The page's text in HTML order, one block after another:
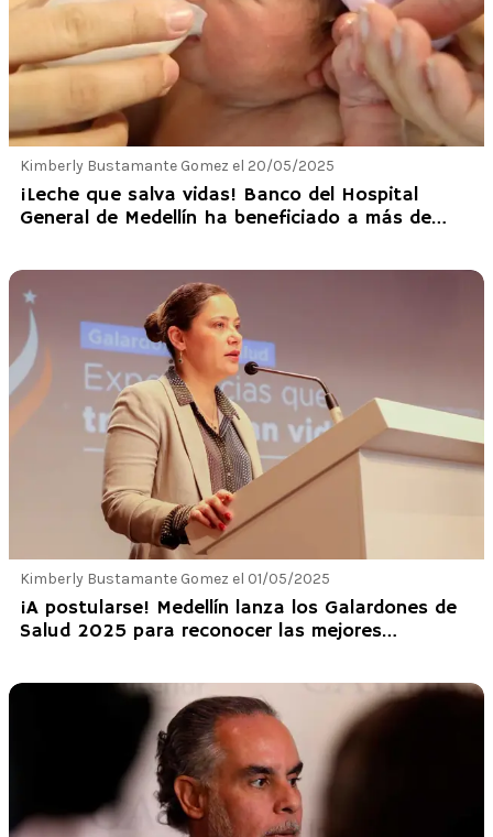
Kimberly Bustamante Gomez el 20/05/2025
¡Leche que salva vidas! Banco del Hospital
General de Medellín ha beneficiado a más de
Kimberly Bustamante Gomez el 01/05/2025
¡A postularse! Medellín lanza los Galardones de
Salud 2025 para reconocer las mejores